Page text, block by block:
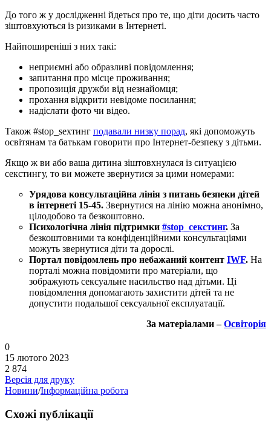
До того ж у дослідженні йдеться про те, що діти досить часто
зіштовхуються із ризиками в Інтернеті.
Найпоширеніші з них такі:
неприємні або образливі повідомлення;
запитання про місце проживання;
пропозиція дружби від незнайомця;
прохання відкрити невідоме посилання;
надіслати фото чи відео.
Також #stop_sexтинг подавали низку порад, які допоможуть
освітянам та батькам говорити про Інтернет-безпеку з дітьми.
Якщо ж ви або ваша дитина зіштовхнулася із ситуацією
секстингу, то ви можете звернутися за цими номерами:
Урядова консультаційна лінія з питань безпеки дітей
в інтернеті 15-45. Звернутися на лінію можна анонімно,
цілодобово та безкоштовно.
Психологічна лінія підтримки #stop_секстинг. За
безкоштовними та конфіденційними консультаціями
можуть звернутися діти та дорослі.
Портал повідомлень про небажаний контент IWF. На
порталі можна повідомити про матеріали, що
зображують сексуальне насильство над дітьми. Ці
повідомлення допомагають захистити дітей та не
допустити подальшої сексуальної експлуатації.
За матеріалами –Освіторія
0
15 лютого 2023
2 874
Версія для друку
Новини/Інформаційна робота
Схожі публікації